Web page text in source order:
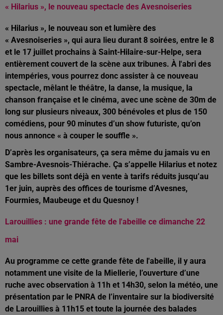
« Hilarius », le nouveau spectacle des Avesnoiseries
« Hilarius », le nouveau son et lumière des
« Avesnoiseries », qui aura lieu durant 8 soirées, entre le 8
et le 17 juillet prochains à Saint-Hilaire-sur-Helpe, sera
entièrement couvert de la scène aux tribunes. À l'abri des
intempéries, vous pourrez donc assister à ce nouveau
spectacle, mêlant le théâtre, la danse, la musique, la
chanson française et le cinéma, avec une scène de 30m de
long sur plusieurs niveaux, 300 bénévoles et plus de 150
comédiens, pour 90 minutes d’un show futuriste, qu’on
nous annonce « à couper le souffle ».
D’après les organisateurs, ça sera même du jamais vu en
Sambre-Avesnois-Thiérache. Ça s’appelle Hilarius et notez
que les billets sont déjà en vente à tarifs réduits jusqu’au
1er juin, auprès des offices de tourisme d’Avesnes,
Fourmies, Maubeuge et du Quesnoy !
Larouillies : une grande fête de l'abeille ce dimanche 22
mai
Au programme ce cette grande fête de l'abeille, il y aura
notamment une visite de la Miellerie, l’ouverture d’une
ruche avec observation à 11h et 14h30, selon la météo, une
présentation par le PNRA de l’inventaire sur la biodiversité
de Larouillies à 11h15 et toute la journée des balades